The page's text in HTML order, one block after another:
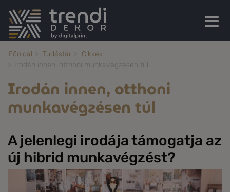
Főoldal Tudástár
Cikkek
Irodán innen, otthoni munkavégzésen túl
Irodán innen, otthoni
munkavégzésen túl
A jelenlegi irodája támogatja az
új hibrid munkavégzést?